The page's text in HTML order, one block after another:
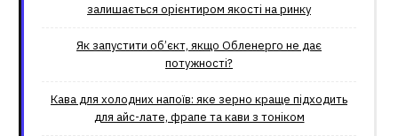
залишається орієнтиром якості на ринку
Як запустити об’єкт, якщо Обленерго не дає
потужності?
Кава для холодних напоїв: яке зерно краще підходить
для айс-лате, фрапе та кави з тоніком